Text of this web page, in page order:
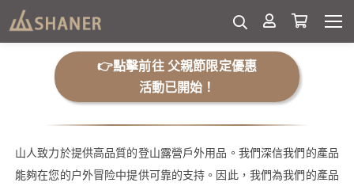
SHANER CARE
最貼心的山人保固&退換貨
山人致力於提供高品質的登山露營戶外用品。我們深信我們的產品
能夠在您的户外冒险中提供可靠的支持。因此，我們為我們的產品
👉點擊前往 父親節限定優惠
活動已開始！